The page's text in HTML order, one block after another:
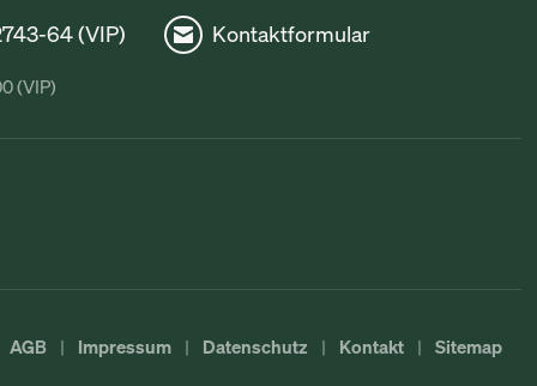
64 (VIP) Kontaktformular
(VIP)
AGB Impressum Datenschutz Kontakt Sitemap